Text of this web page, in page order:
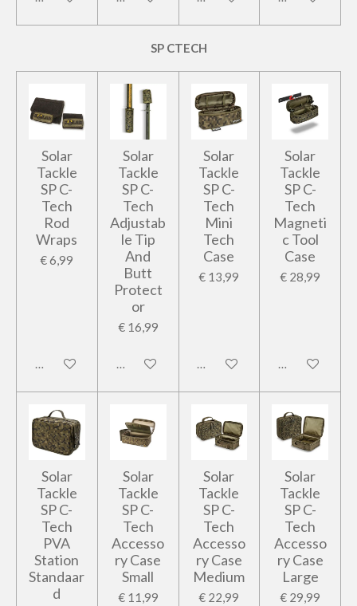
SP CTECH
Solar
Tackle
SP C-
Tech
Rod
Wraps
€ 6,99
In winkelwagen
Solar
Tackle
SP C-
Tech
Adjustab
le Tip
And
Butt
Protect
or
€ 16,99
In winkelwagen
Solar
Tackle
SP C-
Tech
Mini
Tech
Case
€ 13,99
In winkelwagen
Solar
Tackle
SP C-
Tech
Magneti
c Tool
Case
€ 28,99
In
Solar
Tackle
SP C-
Tech
PVA
Station
Standaar
d
Solar
Tackle
SP C-
Tech
Accesso
ry Case
Small
€ 11,99
Solar
Tackle
SP C-
Tech
Accesso
ry Case
Medium
€ 22,99
Solar
Tackle
SP C-
Tech
Accesso
ry Case
Large
€ 29,99